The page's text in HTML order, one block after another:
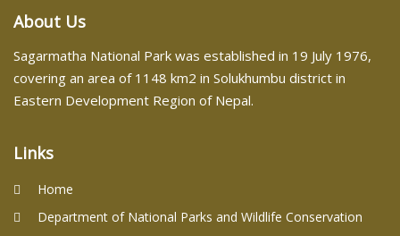
About Us
Sagarmatha National Park was established in 19 July 1976,
covering an area of 1148 km2 in Solukhumbu district in
Eastern Development Region of Nepal.
Links
Home
Department of National Parks and Wildlife Conservation